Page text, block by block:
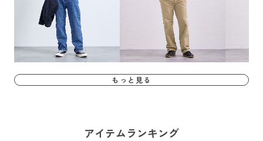
もっと見る
アイテムランキング